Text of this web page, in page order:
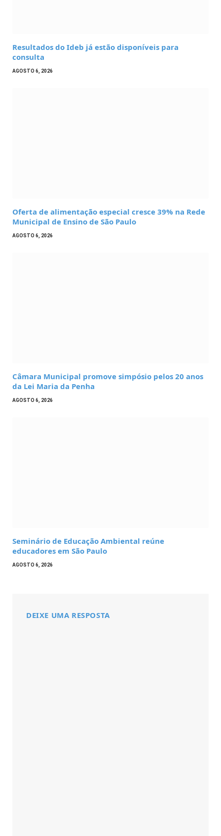
Resultados do Ideb já estão disponíveis para
consulta
AGOSTO 6, 2026
Oferta de alimentação especial cresce 39% na Rede
Municipal de Ensino de São Paulo
AGOSTO 6, 2026
Câmara Municipal promove simpósio pelos 20 anos
da Lei Maria da Penha
AGOSTO 6, 2026
Seminário de Educação Ambiental reúne
educadores em São Paulo
AGOSTO 6, 2026
DEIXE UMA RESPOSTA